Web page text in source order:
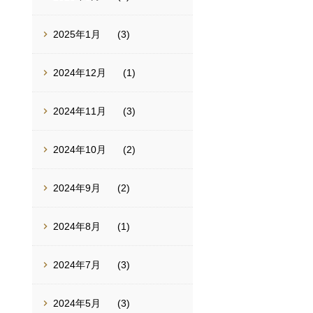
2025年1月 (3)
2024年12月 (1)
2024年11月 (3)
2024年10月 (2)
2024年9月 (2)
2024年8月 (1)
2024年7月 (3)
2024年5月 (3)